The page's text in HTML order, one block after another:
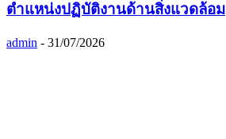
ตำแหน่งปฏิบัติงานด้านสิ่งแวดล้อม
admin - 31/07/2026